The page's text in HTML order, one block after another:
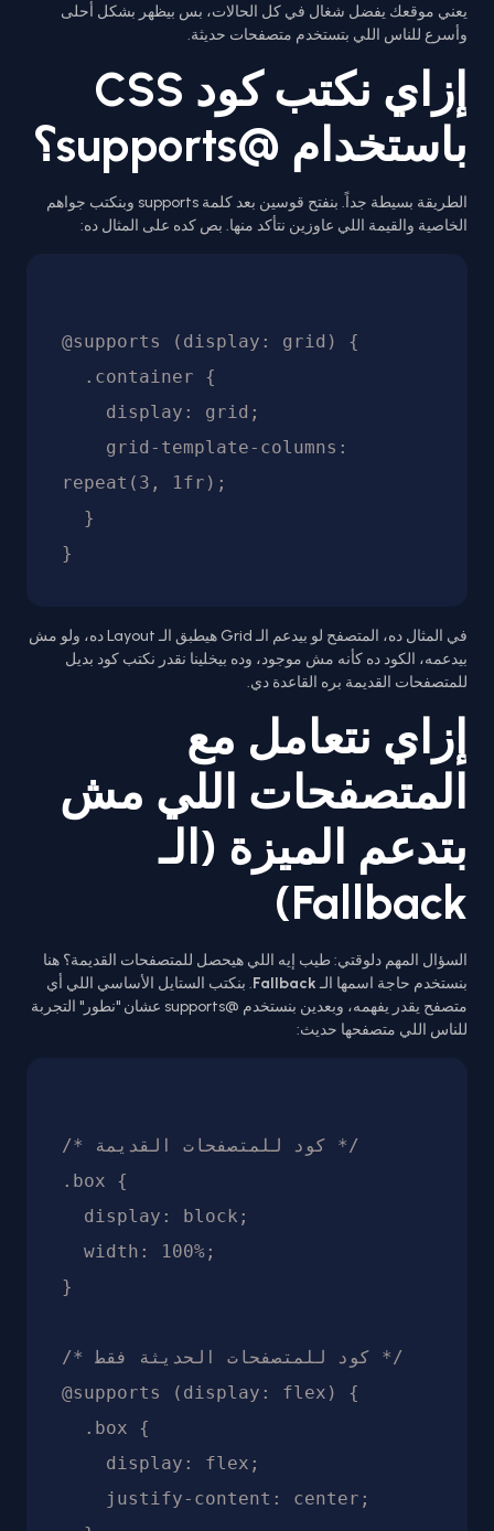
يعني موقعك يفضل شغال في كل الحالات، بس بيظهر بشكل أحلى
وأسرع للناس اللي بتستخدم متصفحات حديثة.
إزاي نكتب كود CSS
باستخدام @supports؟
الطريقة بسيطة جداً. بنفتح قوسين بعد كلمة supports وبنكتب جواهم
الخاصية والقيمة اللي عاوزين نتأكد منها. بص كده على المثال ده:
@supports (display: grid) {
repeat(3, 1fr);
في المثال ده، المتصفح لو بيدعم الـ Grid هيطبق الـ Layout ده، ولو مش
بيدعمه، الكود ده كأنه مش موجود، وده بيخلينا نقدر نكتب كود بديل
للمتصفحات القديمة بره القاعدة دي.
إزاي نتعامل مع
المتصفحات اللي مش
بتدعم الميزة (الـ
Fallback)
السؤال المهم دلوقتي: طيب إيه اللي هيحصل للمتصفحات القديمة؟ هنا
بنستخدم حاجة اسمها الـFallback. بنكتب الستايل الأساسي اللي أي
متصفح يقدر يفهمه، وبعدين بنستخدم @supports عشان "نطور" التجربة
للناس اللي متصفحها حديث:
/* كود للمتصفحات القديمة */
.box {
}
/* كود للمتصفحات الحديثة فقط */
@supports (display: flex) {